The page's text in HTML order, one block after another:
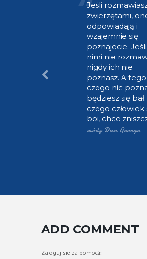
Jeśli
zwierzętami,
odpowiadają i
wzajemnie się
poznajecie.
nimi nie
nigdy ich nie
poznasz. A tego,
czego nie
będziesz się bał.
czego człowiek
boi, chce
wódz Dan George
ADD COMMENT
Zaloguj sie za pomocą: